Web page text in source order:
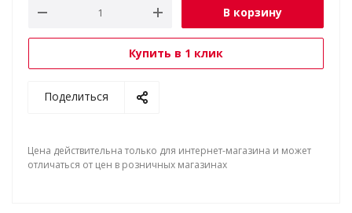
В корзину
Купить в 1 клик
Поделиться
Цена действительна только для интернет-магазина и может
отличаться от цен в розничных магазинах